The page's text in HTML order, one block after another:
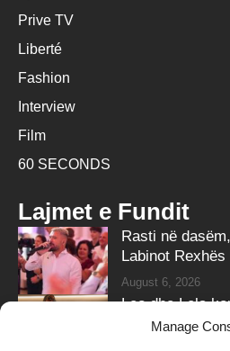
Manage
Prive TV
Liberté
Fashion
Interview
Film
60 SECONDS
Lajmet e Fundit
Rasti në
Labinot Rexhës
August 6, 2026
Leo dhe Lela
me klipin e ri